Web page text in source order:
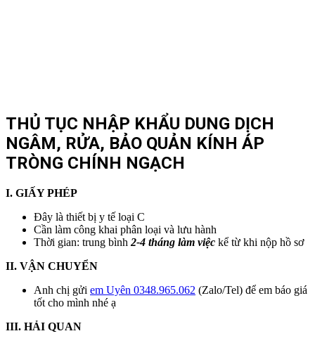
THỦ TỤC NHẬP KHẨU DUNG DỊCH
NGÂM, RỬA, BẢO QUẢN KÍNH ÁP
TRÒNG CHÍNH NGẠCH
I. GIẤY PHÉP
Đây là thiết bị y tế loại C
Cần làm công khai phân loại và lưu hành
Thời gian: trung bình 2-4 tháng làm việc kể từ khi nộp hồ sơ
II. VẬN CHUYỂN
Anh chị gửi em Uyên 0348.965.062 (Zalo/Tel) để em báo giá
tốt cho mình nhé ạ
III. HẢI QUAN